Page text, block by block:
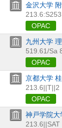
金沢大学
213.6:S253
OPAC
九州大学
519.61/Sa
OPAC
京都大学
213.6||T||2
OPAC
神戸学院
213.6||SAT